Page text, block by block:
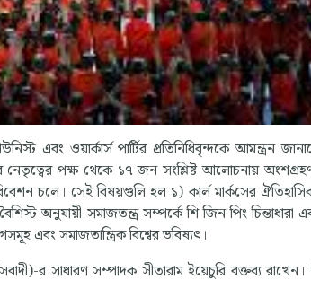
এবং ওয়ার্কার্স পার্টির প্রতিনিধিবৃন্দকে আমন্ত্রন
নেতৃত্বের পক্ষ থেকে ১৭ জন সংশ্লিষ্ট আলোচনায়
চলে। সেই বিষয়গুলি হল ১) কার্ল মার্কসের
অনুযায়ী সমাজতন্ত্র সম্পর্কে শি জিন পিং চিন্তাধারা
এবং সমাজতান্ত্রিক বিশ্বের ভবিষ্যৎ।
র সাধারণ সম্পাদক সীতারাম ইয়েচুরি বক্তব্য